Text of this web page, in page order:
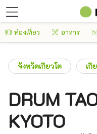
ท่องเที่ยว อาหาร
จังหวัดเกียวโต เกี
DRUM
KYOTO